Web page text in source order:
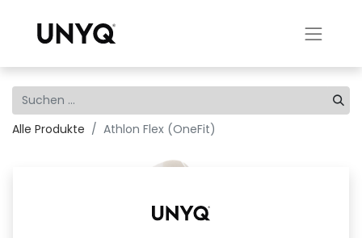
Alle Produkte Athlon Flex (OneFit)